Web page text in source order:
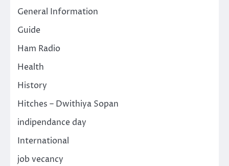
General Information
Guide
Ham Radio
Health
History
Hitches – Dwithiya Sopan
indipendance day
International
job vecancy